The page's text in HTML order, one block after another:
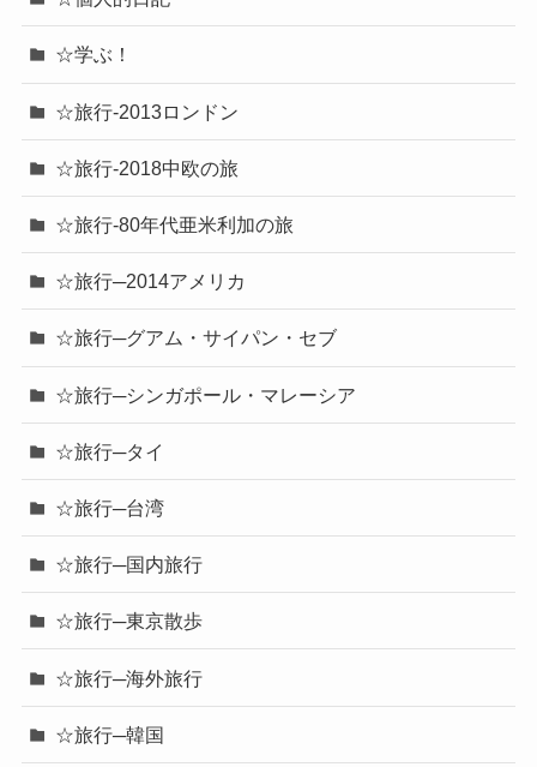
☆学ぶ！
☆旅行-2013ロンドン
☆旅行-2018中欧の旅
☆旅行-80年代亜米利加の旅
☆旅行─2014アメリカ
☆旅行─グアム・サイパン・セブ
☆旅行─シンガポール・マレーシア
☆旅行─タイ
☆旅行─台湾
☆旅行─国内旅行
☆旅行─東京散歩
☆旅行─海外旅行
☆旅行─韓国